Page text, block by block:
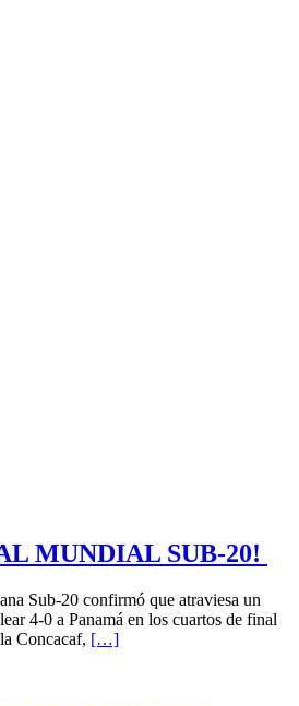
MUNDIAL SUB-20!
Sub-20 confirmó que atraviesa un
4-0 a Panamá en los cuartos de final
Concacaf, […]